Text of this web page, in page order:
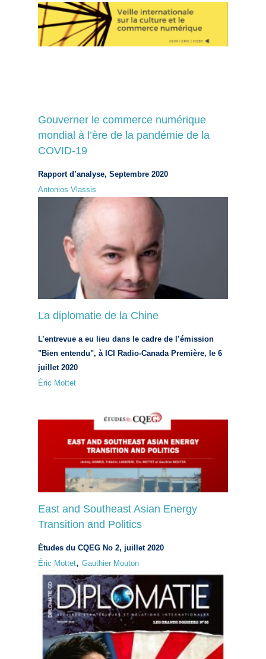
Gouverner le commerce numérique
mondial à l’ère de la pandémie de la
COVID-19
Rapport d’analyse, Septembre 2020
Antonios Vlassis
La diplomatie de la Chine
L’entrevue a eu lieu dans le cadre de l’émission
"Bien entendu", à ICI Radio-Canada Première, le 6
juillet 2020
Éric Mottet
East and Southeast Asian Energy
Transition and Politics
Études du CQEG No 2, juillet 2020
Éric Mottet, Gauthier Mouton